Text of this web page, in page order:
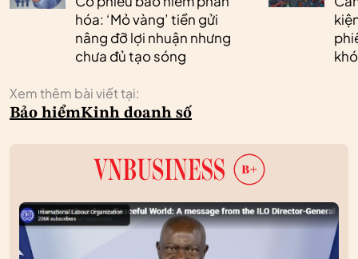
hóa: ‘Mỏ vàng’ tiền gửi
nâng đỡ lợi nhuận nhưng
chưa đủ tạo sóng
Xem thêm bài viết tại:
Bảo hiểmKinh doanh số